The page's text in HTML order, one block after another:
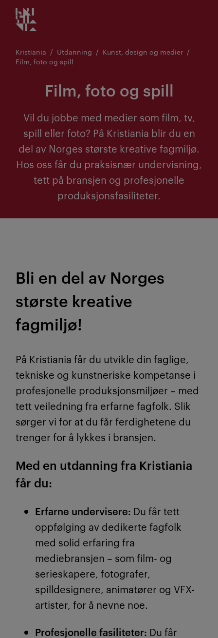
Gå
til
Kristiania logo
Kristiania Utdanning
Kunst, design og medier
Film, foto og spill
Film, foto og spill
Vil du jobbe med medier som film, tv,
spill eller foto? På Kristiania blir du en
del av Norges største kreative fagmiljø.
Hos oss får du praksisnær undervisning,
tett på bransjen og profesjonelle
produksjonsfasiliteter.
Bli en del av Norges
største kreative
fagmiljø!
På Kristiania får du utvikle din faglige,
tekniske og kunstneriske kompetanse i
profesjonelle produksjonsmiljøer – med
tett veiledning fra erfarne fagfolk. Slik
sørger vi for at du får ferdighetene du
trenger for å lykkes i bransjen.
Med en utdanning fra Kristiania
får du:
Erfarne undervisere: Du får tett
oppfølging av dedikerte fagfolk
med solid erfaring fra
mediebransjen – som film- og
serieskapere, fotografer,
spilldesignere, animatører og VFX-
artister, for å nevne noe.
Profesjonelle fasiliteter: Du får